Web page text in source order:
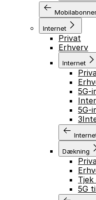
Internet
Privat
Erhverv
Internet
5G-
5G-
Dækning
Tjek
5G